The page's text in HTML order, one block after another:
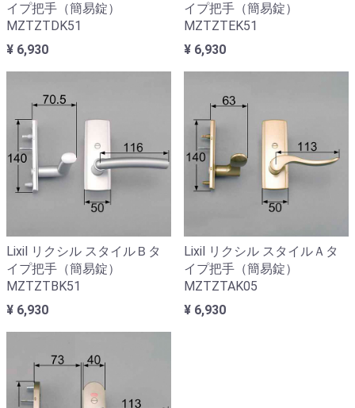
イプ把手（簡易錠）
MZTZTDK51
¥ 6,930
イプ把手（簡易錠）
MZTZTEK51
¥ 6,930
Lixil リクシル スタイルＢタ
イプ把手（簡易錠）
MZTZTBK51
¥ 6,930
Lixil リクシル スタイルＡタ
イプ把手（簡易錠）
MZTZTAK05
¥ 6,930